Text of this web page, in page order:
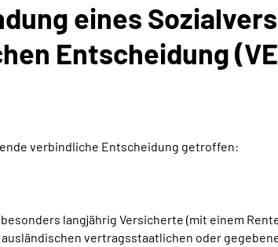
eines
Entscheidung
verbindliche Entscheidung getroffen:
langjährig Versicherte (mit einem
vertragsstaatlichen oder